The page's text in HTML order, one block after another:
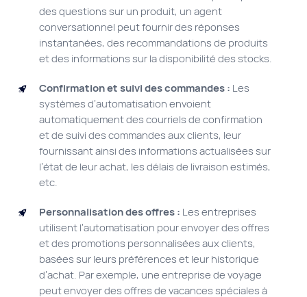
des questions sur un produit, un agent
conversationnel peut fournir des réponses
instantanées, des recommandations de produits
et des informations sur la disponibilité des stocks.
Confirmation et suivi des commandes : Les
systèmes d’automatisation envoient
automatiquement des courriels de confirmation
et de suivi des commandes aux clients, leur
fournissant ainsi des informations actualisées sur
l’état de leur achat, les délais de livraison estimés,
etc.
Personnalisation des offres : Les entreprises
utilisent l’automatisation pour envoyer des offres
et des promotions personnalisées aux clients,
basées sur leurs préférences et leur historique
d’achat. Par exemple, une entreprise de voyage
peut envoyer des offres de vacances spéciales à